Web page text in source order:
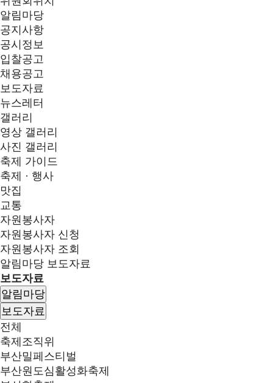
알림마당
공지사항
공시정보
입찰공고
채용공고
보도자료
뉴스레터
갤러리
영상 갤러리
사진 갤러리
축제 가이드
축제 · 행사
맛집
교통
자원봉사자
자원봉사자 신청
자원봉사자 조회
알림마당 보도자료
보도자료
알림마당
보도자료
전체
축제조직위
부산밀페스티벌
부산원도심활성화축제